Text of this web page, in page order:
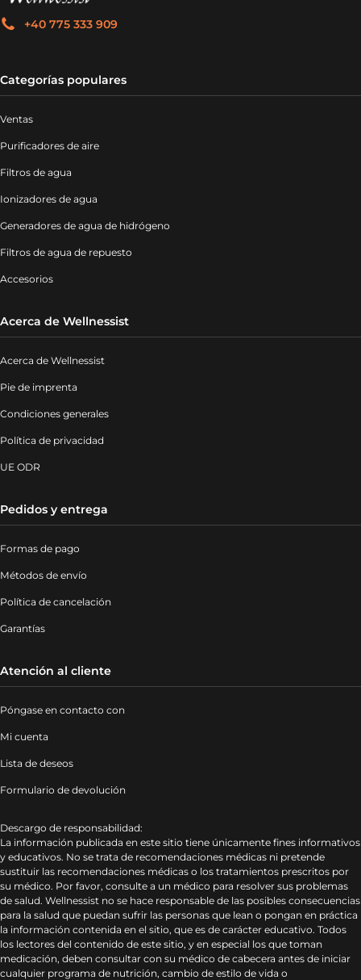
+40 775 333 909
Categorías populares
Ventas
Purificadores de aire
Filtros de agua
Ionizadores de agua
Generadores de agua de hidrógeno
Filtros de agua de repuesto
Accesorios
Acerca de Wellnessist
Acerca de Wellnessist
Pie de imprenta
Condiciones generales
Política de privacidad
UE ODR
Pedidos y entrega
Formas de pago
Métodos de envío
Política de cancelación
Garantías
Atención al cliente
Póngase en contacto con
Mi cuenta
Lista de deseos
Formulario de devolución
Descargo de responsabilidad:
La información publicada en este sitio tiene únicamente fines informativos
y educativos. No se trata de recomendaciones médicas ni pretende
sustituir las recomendaciones médicas o los tratamientos prescritos por
su médico. Por favor, consulte a un médico para resolver sus problemas
de salud. Wellnessist no se hace responsable de las posibles consecuencias
para la salud que puedan sufrir las personas que lean o pongan en práctica
la información contenida en el sitio, que es de carácter educativo. Todos
los lectores del contenido de este sitio, y en especial los que toman
medicación, deben consultar con su médico de cabecera antes de iniciar
cualquier programa de nutrición, cambio de estilo de vida o